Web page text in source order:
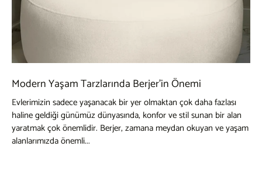
Modern Yaşam Tarzlarında Berjer'in Önemi
Evlerimizin sadece yaşanacak bir yer olmaktan çok daha fazlası
haline geldiği günümüz dünyasında, konfor ve stil sunan bir alan
yaratmak çok önemlidir. Berjer, zamana meydan okuyan ve yaşam
alanlarımızda önemli...